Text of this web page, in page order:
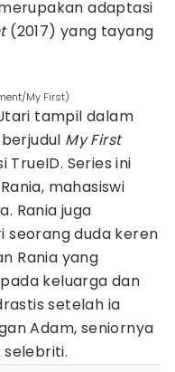
adaptasi
(2017) yang tayang
My First)
tampil dalam
My First
Series ini
mahasiswi
Rania juga
seorang duda keren
Rania yang
keluarga dan
setelah ia
Adam, seniornya
selebriti.